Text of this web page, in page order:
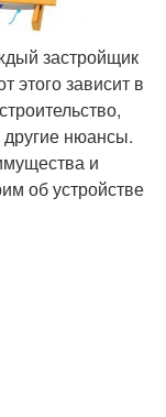
застройщик
этого зависит в
нюансы.
и
об устройстве